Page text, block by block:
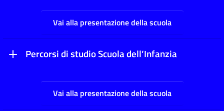
Vai alla presentazione della scuola
Percorsi di studio Scuola dell’Infanzia
Vai alla presentazione della scuola